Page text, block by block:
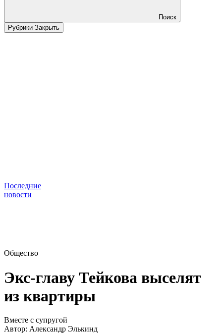
Поиск
Рубрики Закрыть
Последние
новости
Общество
Экс-главу Тейкова выселят
из квартиры
Вместе с супругой
Автор: Александр Элькинд